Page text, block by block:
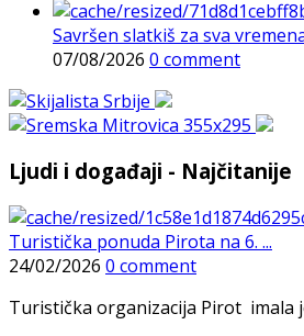
Savršen slatkiš za sva
07/08/2026 0 comment
Ljudi i događaji - Najčitanije
Turistička ponuda Pirota na 6. ...
24/02/2026 0 comment
Turistička organizacija Pirot imala